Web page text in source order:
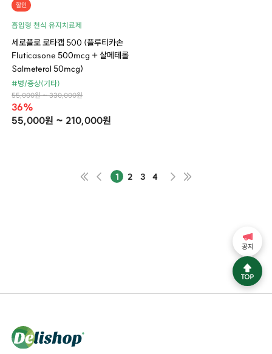
할인
흡입형 천식 유지치료제
세로플로 로타캡 500 (플루티카손
Fluticasone 500mcg + 살메테롤
Salmeterol 50mcg)
#병/증상(기타)
55,000원 ~ 330,000원
36%
55,000원 ~ 210,000원
1 2 3 4
공지